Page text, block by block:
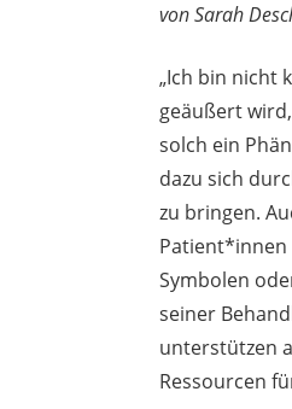
von Sarah
„Ich bin nicht
geäußert
solch ein
dazu sich
zu bringen.
Patient*innen
Symbolen
seiner
unterstützen
Ressourcen